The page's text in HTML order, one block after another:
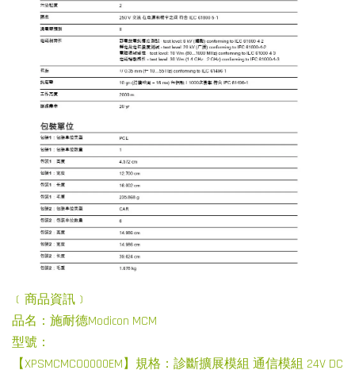
﹝商品資訊﹞
品名：施耐德Modicon MCM
型號：
【XPSMCMCO0000EM】規格：診斷擴展模組 通信模組 24V DC